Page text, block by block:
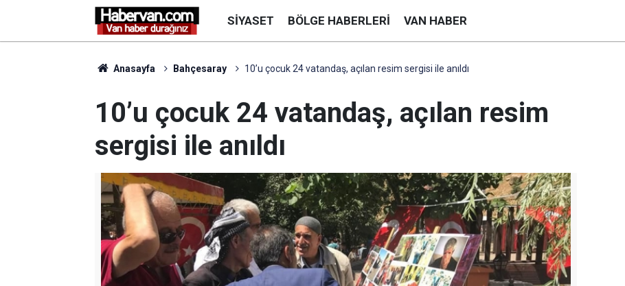
SIYASET BÖLGE HABERLERI VAN HABER
Anasayfa Bahçesaray 10’u çocuk 24 vatandaş, açılan resim sergisi ile anıldı
10’u çocuk 24 vatandaş, açılan resim
sergisi ile anıldı